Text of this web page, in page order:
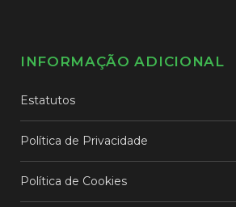
INFORMAÇÃO ADICIONAL
Estatutos
Política de Privacidade
Política de Cookies